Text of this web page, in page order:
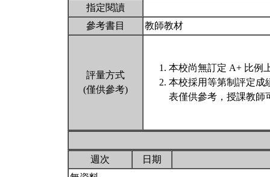
指定閱讀
參考書目
教師教材
評量方式
(僅供參考)
本校尚無訂定 A+ 比例
本校採用等第制評定成
表僅供參考，授課教師
週次
日期